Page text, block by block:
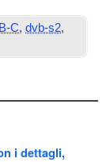
C,dvb-s2,
i dettagli,